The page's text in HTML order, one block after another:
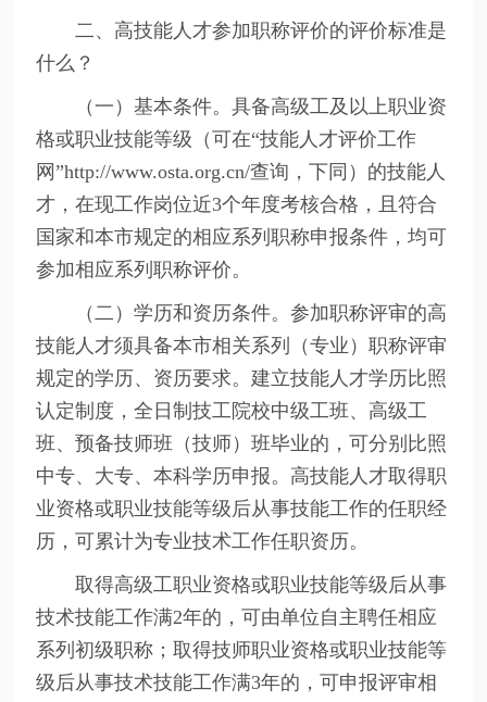
二、高技能人才参加职称评价的评价标准是
什么？
（一）基本条件。具备高级工及以上职业资
格或职业技能等级（可在“技能人才评价工作
网”http://www.osta.org.cn/查询，下同）的技能人
才，在现工作岗位近3个年度考核合格，且符合
国家和本市规定的相应系列职称申报条件，均可
参加相应系列职称评价。
（二）学历和资历条件。参加职称评审的高
技能人才须具备本市相关系列（专业）职称评审
规定的学历、资历要求。建立技能人才学历比照
认定制度，全日制技工院校中级工班、高级工
班、预备技师班（技师）班毕业的，可分别比照
中专、大专、本科学历申报。高技能人才取得职
业资格或职业技能等级后从事技能工作的任职经
历，可累计为专业技术工作任职资历。
取得高级工职业资格或职业技能等级后从事
技术技能工作满2年的，可由单位自主聘任相应
系列初级职称；取得技师职业资格或职业技能等
级后从事技术技能工作满3年的，可申报评审相